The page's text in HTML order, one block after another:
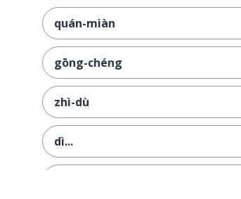
quán-miàn
gōng-chéng
zhì-dù
dì...